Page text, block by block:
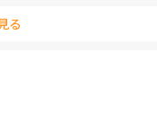
来ます。
りませんでしたね。
る